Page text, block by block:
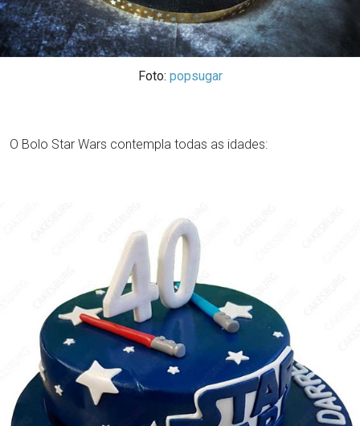
Foto: popsugar
O Bolo Star Wars contempla todas as idades: